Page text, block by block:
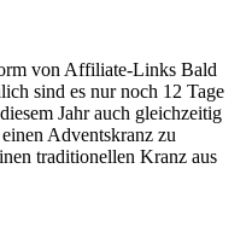
von Affiliate-Links Bald
sind es nur noch 12 Tage
Jahr auch gleichzeitig
Adventskranz zu
traditionellen Kranz aus